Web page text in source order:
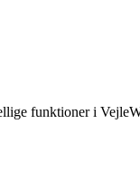
funktioner i